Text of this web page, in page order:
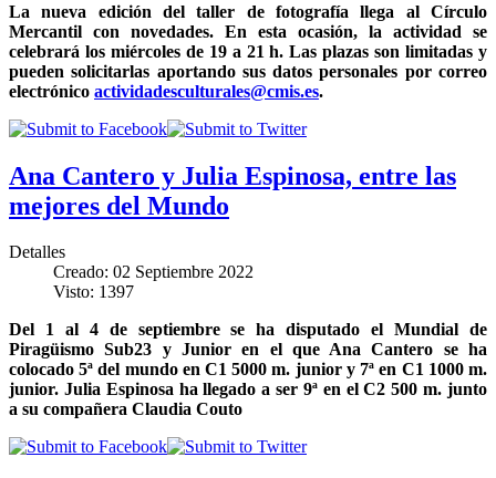
La nueva edición del taller de fotografía llega al Círculo
Mercantil con novedades. En esta ocasión, la actividad se
celebrará los miércoles de 19 a 21 h. Las plazas son limitadas y
pueden solicitarlas aportando sus datos personales por correo
electrónico actividadesculturales@cmis.es.
Ana Cantero y Julia Espinosa, entre las
mejores del Mundo
Detalles
Creado: 02 Septiembre 2022
Visto: 1397
Del 1 al 4 de septiembre se ha disputado el Mundial de
Piragüismo Sub23 y Junior en el que Ana Cantero se ha
colocado 5ª del mundo en C1 5000 m. junior y 7ª en C1 1000 m.
junior. Julia Espinosa ha llegado a ser 9ª en el C2 500 m. junto
a su compañera Claudia Couto